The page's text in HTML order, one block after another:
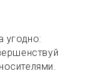
угодно: